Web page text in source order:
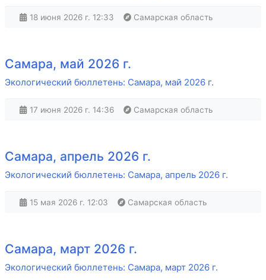
18 июня 2026 г. 12:33 Самарская область
Самара, май 2026 г.
Экологический бюллетень: Самара, май 2026 г.
17 июня 2026 г. 14:36 Самарская область
Самара, апрель 2026 г.
Экологический бюллетень: Самара, апрель 2026 г.
15 мая 2026 г. 12:03 Самарская область
Самара, март 2026 г.
Экологический бюллетень: Самара, март 2026 г.